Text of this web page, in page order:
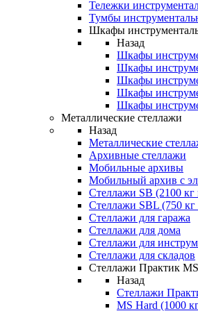
Тележки
Тумбы
Шкафы
Назад
Шкафы
Шкафы
Шкафы
Шкафы
Шкафы
Металлические стеллажи
Назад
Металлические
Архивные стеллажи
Мобильные архивы
Мобильный архив с
Стеллажи SB (2100 кг
Стеллажи SBL (750 кг
Стеллажи для гаража
Стеллажи для дома
Стеллажи для
Стеллажи для складов
Стеллажи Практик MS
Назад
Стеллажи
MS Hard (1000